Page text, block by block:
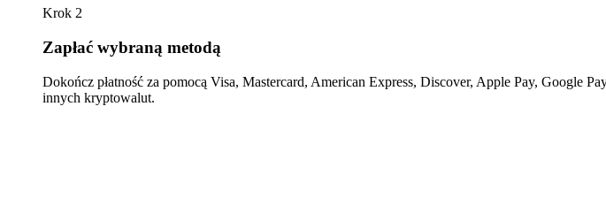
Krok 2
Zapłać wybraną metodą
Dokończ płatność za pomocą Visa, Mastercard, American Express, Discover, Apple Pay, Google
innych kryptowalut.